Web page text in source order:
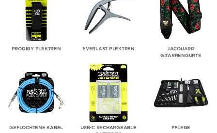
PRODIGY PLEKTREN EVERLAST PLEKTREN
JACQUARD
GITARRENGURTE
GEFLOCHTENE KABEL
USB-C RECHARGEABLE
PFLEGE